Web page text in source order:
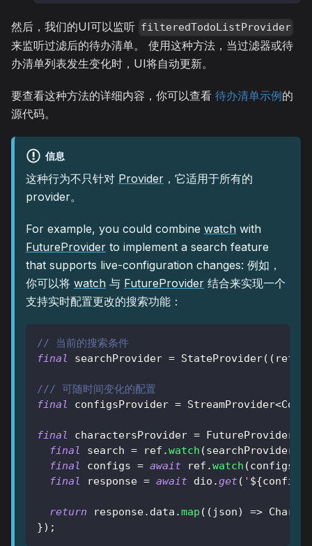
然后，我们的UI可以监听 filteredTodoListProvider
来监听过滤后的待办清单。 使用这种方法，当过滤器或待
办清单列表发生变化时，UI将自动更新。
要查看这种方法的详细内容，你可以查看 待办清单示例的
源代码。
信息
这种行为不只针对 Provider ，它适用于所有的
provider。
For example, you could combine watch with
FutureProvider to implement a search feature
that supports live-configuration changes: 例如，
你可以将 watch 与 FutureProvider 结合来实现一个
支持实时配置更改的搜索功能：
// 当前的搜索条件
final
searchProvider = StateProvider( ( ref
/// 可随时间变化的配置
final
configsProvider = StreamProvider<
final charactersProvider = FutureProvider
final
search = ref .watch (searchProvider
final
configs = await ref .watch (
final
response = await dio .get( ' ${configs
return response. data .map ( ( json) =>
}) ;